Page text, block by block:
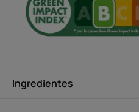
Beneficios
Ingredientes